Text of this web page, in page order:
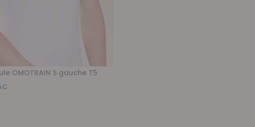
OMOTRAIN S gauche T5